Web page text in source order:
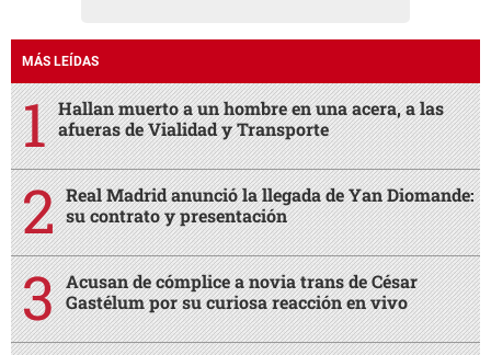
MÁS LEÍDAS
Hallan muerto a un hombre en una acera, a las
afueras de Vialidad y Transporte
Real Madrid anunció la llegada de Yan Diomande:
su contrato y presentación
Acusan de cómplice a novia trans de César
Gastélum por su curiosa reacción en vivo